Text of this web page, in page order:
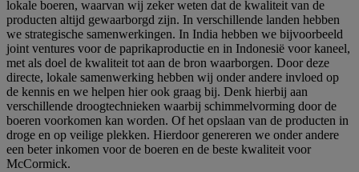
lokale boeren, waarvan wij zeker weten dat de kwaliteit van de
producten altijd gewaarborgd zijn. In verschillende landen hebben
we strategische samenwerkingen. In India hebben we bijvoorbeeld
joint ventures voor de paprikaproductie en in Indonesië voor kaneel,
met als doel de kwaliteit tot aan de bron waarborgen. Door deze
directe, lokale samenwerking hebben wij onder andere invloed op
de kennis en we helpen hier ook graag bij. Denk hierbij aan
verschillende droogtechnieken waarbij schimmelvorming door de
boeren voorkomen kan worden. Of het opslaan van de producten in
droge en op veilige plekken. Hierdoor genereren we onder andere
een beter inkomen voor de boeren en de beste kwaliteit voor
McCormick.